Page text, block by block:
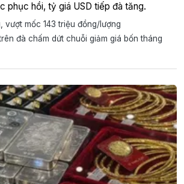
phục hồi, tỷ giá USD tiếp đà tăng.
vượt mốc 143 triệu đồng/lượng
đà chấm dứt chuỗi giảm giá bốn tháng